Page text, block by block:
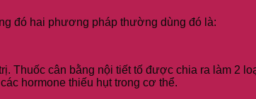
đó hai phương pháp thường dùng đó là:
Thuốc cân bằng nội tiết tố được chia ra làm 2
hormone thiếu hụt trong cơ thể.